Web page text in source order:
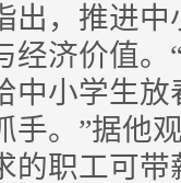
，推进中
经济价值
中小学生
手。”据他
的职工可